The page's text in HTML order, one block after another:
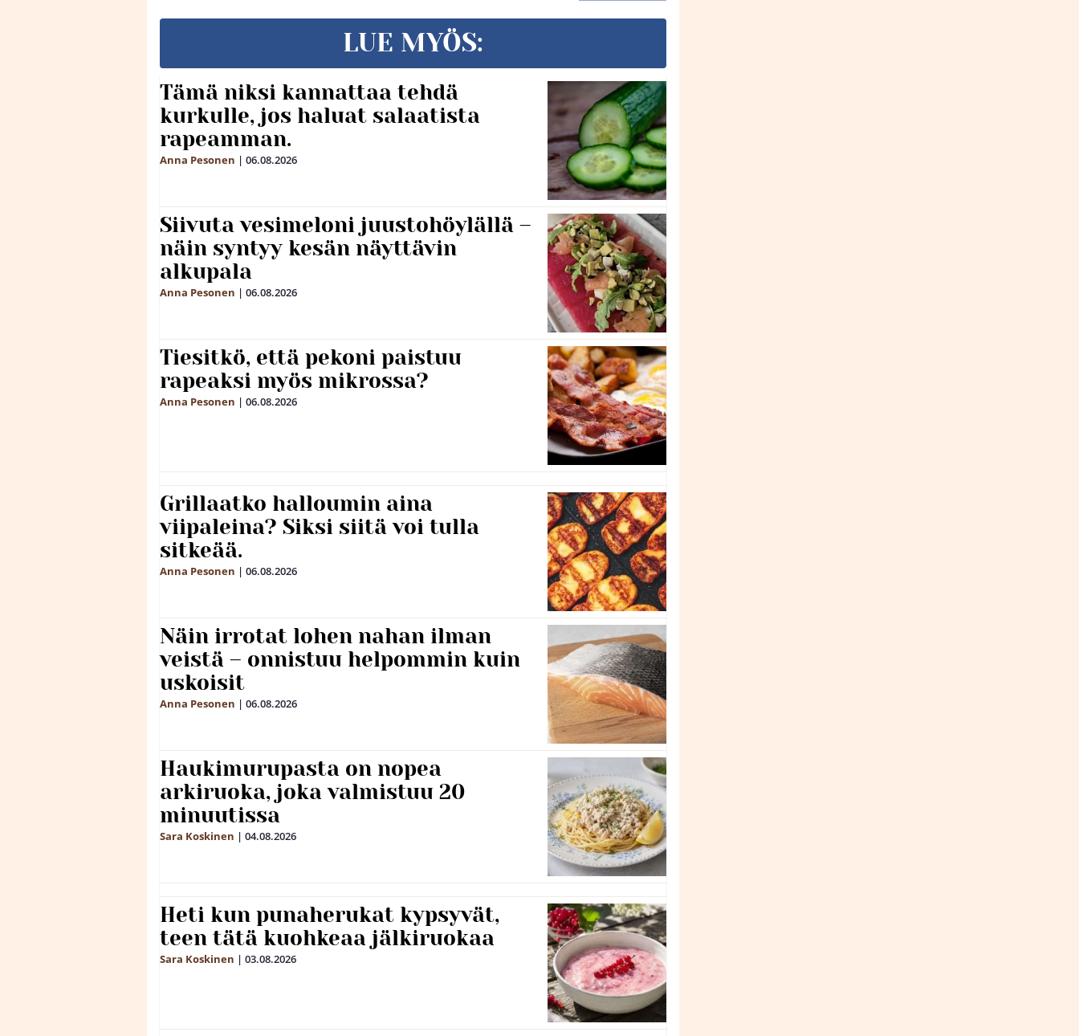
LUE MYÖS:
Tämä niksi kannattaa tehdä
kurkulle, jos haluat salaatista
rapeamman.
Anna Pesonen | 06.08.2026
Siivuta vesimeloni juustohöylällä –
näin syntyy kesän näyttävin
alkupala
Anna Pesonen | 06.08.2026
Tiesitkö, että pekoni paistuu
rapeaksi myös mikrossa?
Anna Pesonen | 06.08.2026
Grillaatko halloumin aina
viipaleina? Siksi siitä voi tulla
sitkeää.
Anna Pesonen | 06.08.2026
Näin irrotat lohen nahan ilman
veistä – onnistuu helpommin kuin
uskoisit
Anna Pesonen | 06.08.2026
Haukimurupasta on nopea
arkiruoka, joka valmistuu 20
minuutissa
Sara Koskinen | 04.08.2026
Heti kun punaherukat kypsyvät,
teen tätä kuohkeaa jälkiruokaa
Sara Koskinen | 03.08.2026